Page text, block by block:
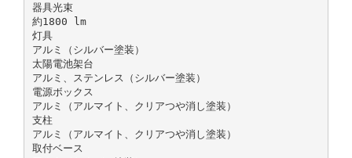
器具光束
約1800 lm
灯具
アルミ（シルバー塗装）
太陽電池架台
アルミ、ステンレス（シルバー塗装）
電源ボックス
アルミ（アルマイト、クリアつや消し塗装）
支柱
アルミ（アルマイト、クリアつや消し塗装）
取付ベース